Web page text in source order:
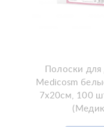
Полоски
Medicosm
7х20см, 100